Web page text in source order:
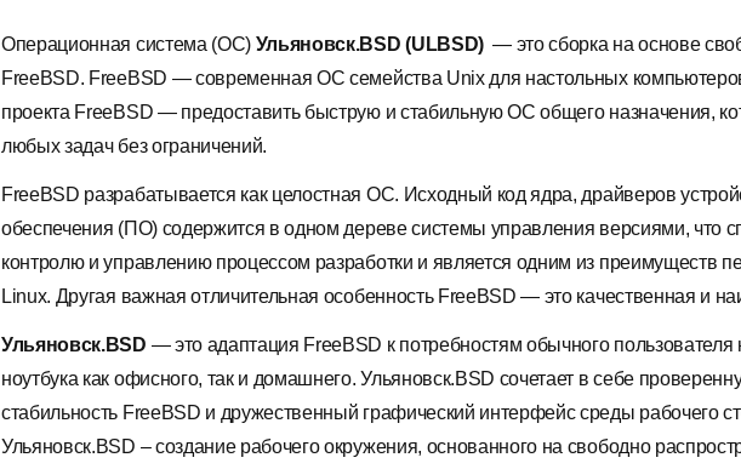
Операционная система (ОС) Ульяновск.BSD (ULBSD)— это сборка на основе
FreeBSD. FreeBSD — современная ОС семейства Unix для настольных
проекта FreeBSD — предоставить быструю и стабильную ОС общего назначения,
любых задач без ограничений.
FreeBSD разрабатывается как целостная ОС. Исходный код ядра, драйверов
обеспечения (ПО) содержится в одном дереве системы управления версиями, что
контролю и управлению процессом разработки и является одним из преимуществ
Linux. Другая важная отличительная особенность FreeBSD — это качественная и
Ульяновск.BSD — это адаптация FreeBSD к потребностям обычного пользователя
ноутбука как офисного, так и домашнего. Ульяновск.BSD cочетает в себе
стабильность FreeBSD и дружественный графический интерфейс среды рабочего
Ульяновск.BSD – создание рабочего окружения, основанного на свободно